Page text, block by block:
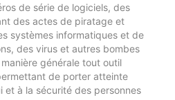
de série de logiciels, des
des actes de piratage et
systèmes informatiques et de
des virus et autres bombes
générale tout outil
de porter atteinte
et à la sécurité des personnes